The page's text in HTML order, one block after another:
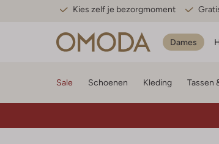
Kies zelf je bezorgmoment
Dames
Sale Schoenen Kleding Tassen